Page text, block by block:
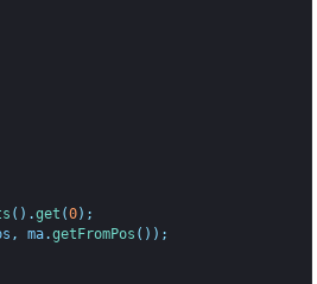
( ) .get (0) ;
, ma.getFromPos ( ) ) ;